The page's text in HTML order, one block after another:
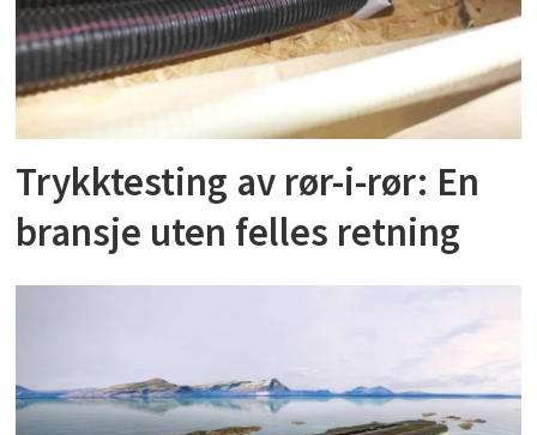
Trykktesting av rør-i-rør: En
bransje uten felles retning